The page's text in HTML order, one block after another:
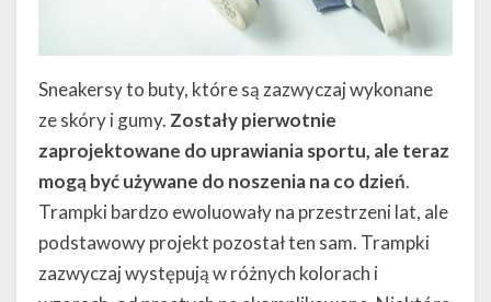
Sneakersy to buty, które są zazwyczaj wykonane
ze skóry i gumy. Zostały pierwotnie
zaprojektowane do uprawiania sportu, ale teraz
mogą być używane do noszenia na co dzień.
Trampki bardzo ewoluowały na przestrzeni lat, ale
podstawowy projekt pozostał ten sam. Trampki
zazwyczaj występują w różnych kolorach i